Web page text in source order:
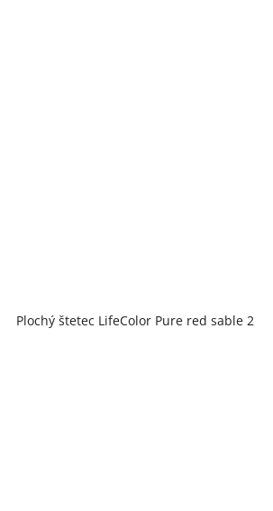
Plochý štetec LifeColor Pure red sable 2